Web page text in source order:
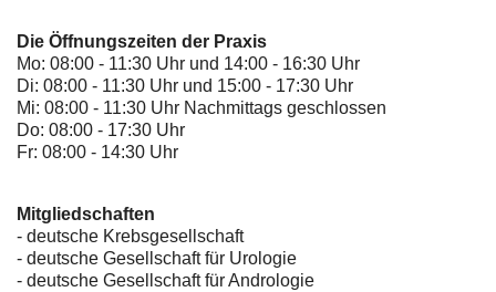
Die Öffnungszeiten der Praxis
Mo: 08:00 - 11:30 Uhr und 14:00 - 16:30 Uhr
Di: 08:00 - 11:30 Uhr und 15:00 - 17:30 Uhr
Mi: 08:00 - 11:30 Uhr Nachmittags geschlossen
Do: 08:00 - 17:30 Uhr
Fr: 08:00 - 14:30 Uhr
Mitgliedschaften
- deutsche Krebsgesellschaft
- deutsche Gesellschaft für Urologie
- deutsche Gesellschaft für Andrologie